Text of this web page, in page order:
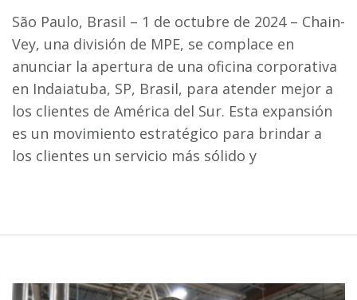
São Paulo, Brasil – 1 de octubre de 2024 – Chain-
Vey, una división de MPE, se complace en
anunciar la apertura de una oficina corporativa
en Indaiatuba, SP, Brasil, para atender mejor a
los clientes de América del Sur. Esta expansión
es un movimiento estratégico para brindar a
los clientes un servicio más sólido y